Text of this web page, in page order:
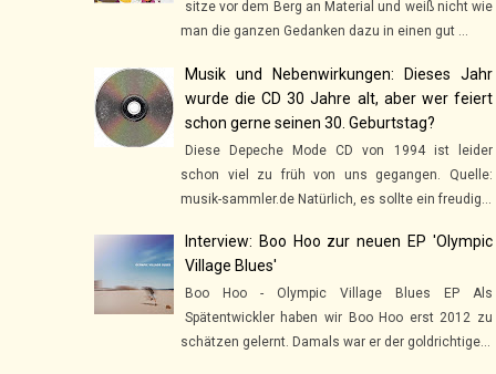
sitze vor dem Berg an Material und weiß nicht wie
man die ganzen Gedanken dazu in einen gut ...
Musik und Nebenwirkungen: Dieses Jahr
wurde die CD 30 Jahre alt, aber wer feiert
schon gerne seinen 30. Geburtstag?
Diese Depeche Mode CD von 1994 ist leider
schon viel zu früh von uns gegangen. Quelle:
musik-sammler.de Natürlich, es sollte ein freudig...
Interview: Boo Hoo zur neuen EP 'Olympic
Village Blues'
Boo Hoo - Olympic Village Blues EP Als
Spätentwickler haben wir Boo Hoo erst 2012 zu
schätzen gelernt. Damals war er der goldrichtige...